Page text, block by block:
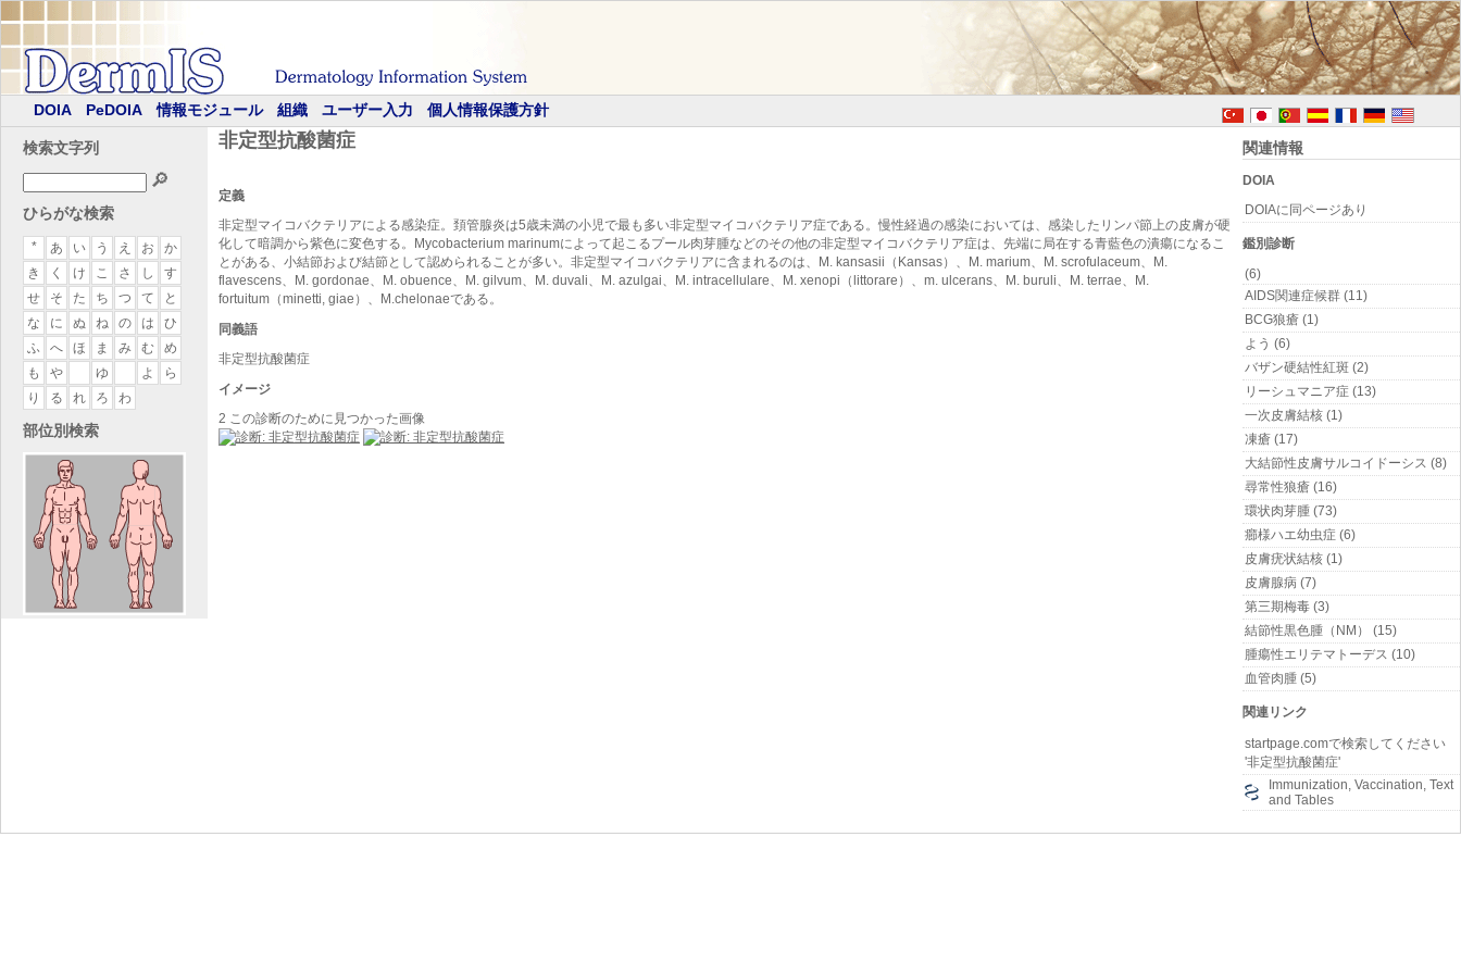
DOIA PeDOIA 情報モジュール 組織 ユーザー入力 個人情報保護方針
検索文字列
🔎
ひらがな検索
* あ い う え お
か
き
く け こ さ し
す
せ
そ た ち つ て
と
な
に ぬ ね の は
ひ
ふ
へ ほ ま み む
め
も
や ゆ よ
ら
り
る れ ろ わ
部位別検索
関連情報
DOIA
DOIAに同ページあり
鑑別診断
(6)
AIDS関連症候群 (11)
BCG狼瘡 (1)
よう (6)
バザン硬結性紅斑 (2)
リーシュマニア症 (13)
一次皮膚結核 (1)
凍瘡 (17)
大結節性皮膚サルコイドーシス (8)
尋常性狼瘡 (16)
環状肉芽腫 (73)
癤様ハエ幼虫症 (6)
皮膚疣状結核 (1)
皮膚腺病 (7)
第三期梅毒 (3)
結節性黒色腫（NM） (15)
腫瘍性エリテマトーデス (10)
血管肉腫 (5)
関連リンク
startpage.comで検索してください
'非定型抗酸菌症'
Immunization, Vaccination, Text
and Tables
非定型抗酸菌症
定義
非定型マイコバクテリアによる感染症。頚管腺炎は5歳未満の小児で最も多い非定型マイコバクテリア症である。慢性経過の感染においては、感染したリンパ節上の皮膚が硬
化して暗調から紫色に変色する。Mycobacterium marinumによって起こるプール肉芽腫などのその他の非定型マイコバクテリア症は、先端に局在する青藍色の潰瘍になるこ
とがある、小結節および結節として認められることが多い。非定型マイコバクテリアに含まれるのは、M. kansasii（Kansas）、M. marium、M. scrofulaceum、M.
flavescens、M. gordonae、M. obuence、M. gilvum、M. duvali、M. azulgai、M. intracellulare、M. xenopi（littorare）、m. ulcerans、M. buruli、M. terrae、M.
fortuitum（minetti, giae）、M.chelonaeである。
同義語
非定型抗酸菌症
イメージ
2 この診断のために見つかった画像